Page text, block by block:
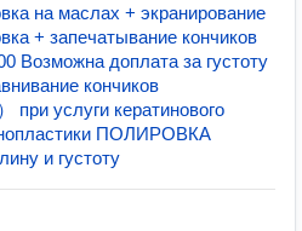
на маслах + экранирование
+ запечатывание кончиков
Возможна доплата за густоту
кончиков
услуги кератинового
ПОЛИРОВКА
и густоту